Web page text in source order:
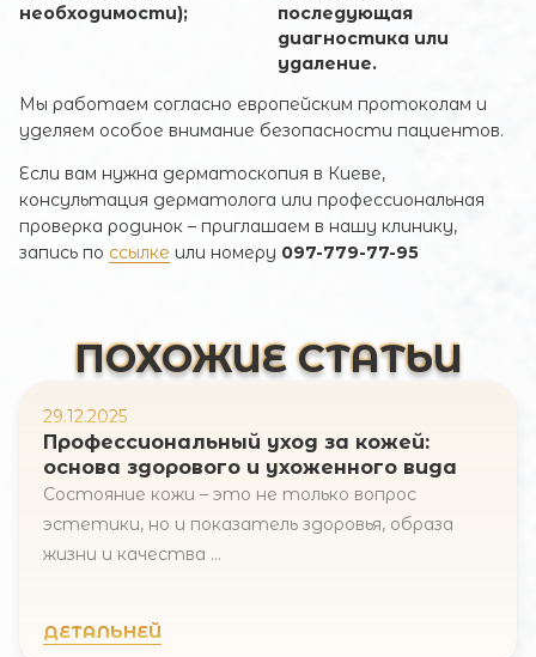
необходимости);
последующая
диагностика или
удаление.
Мы работаем согласно европейским протоколам и
уделяем особое внимание безопасности пациентов.
Если вам нужна дерматоскопия в Киеве,
консультация дерматолога или профессиональная
проверка родинок – приглашаем в нашу клинику,
запись по ссылке или номеру 097-779-77-95
ПОХОЖИЕ СТАТЬИ
29.12.2025
Профессиональный уход за кожей:
основа здорового и ухоженного вида
Состояние кожи – это не только вопрос
эстетики, но и показатель здоровья, образа
жизни и качества ...
ДЕТАЛЬНЕЙ